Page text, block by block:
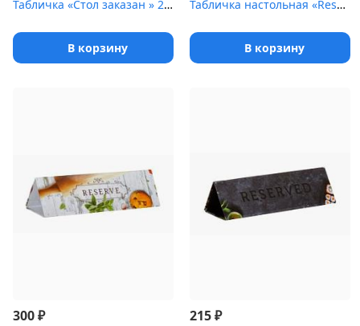
Табличка «Стол заказан » 200х100 мм [(reserved)]
В корзину
Табличка настольная «Reserved 2» Luxstahl 140х50 мм
В корзину
300₽ 215₽